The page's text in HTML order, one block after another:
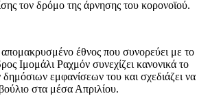
τον δρόμο της άρνησης του κορονοϊού.
απομακρυσμένο έθνος που συνορεύει με το
Ιμομάλι Ραχμόν συνεχίζει κανονικά το
εμφανίσεων του και σχεδιάζει να
στα μέσα Απριλίου.